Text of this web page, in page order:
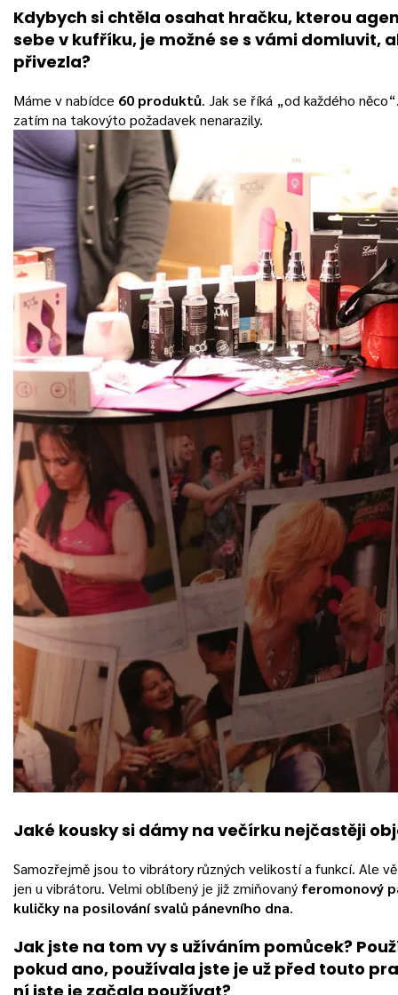
Kdybych si chtěla osahat hračku, kterou
sebe v kufříku, je možné se s vámi domluvit,
přivezla?
Máme v nabídce 60 produktů. Jak se říká „od každého
zatím na takovýto požadavek nenarazily.
Jaké kousky si dámy na večírku nejčastěji
Samozřejmě jsou to vibrátory různých velikostí a funkcí. Ale
jen u vibrátoru. Velmi oblíbený je již zmiňovaný feromonový
kuličky na posilování svalů pánevního dna.
Jak jste na tom vy s užíváním pomůcek?
pokud ano, používala jste je už před touto